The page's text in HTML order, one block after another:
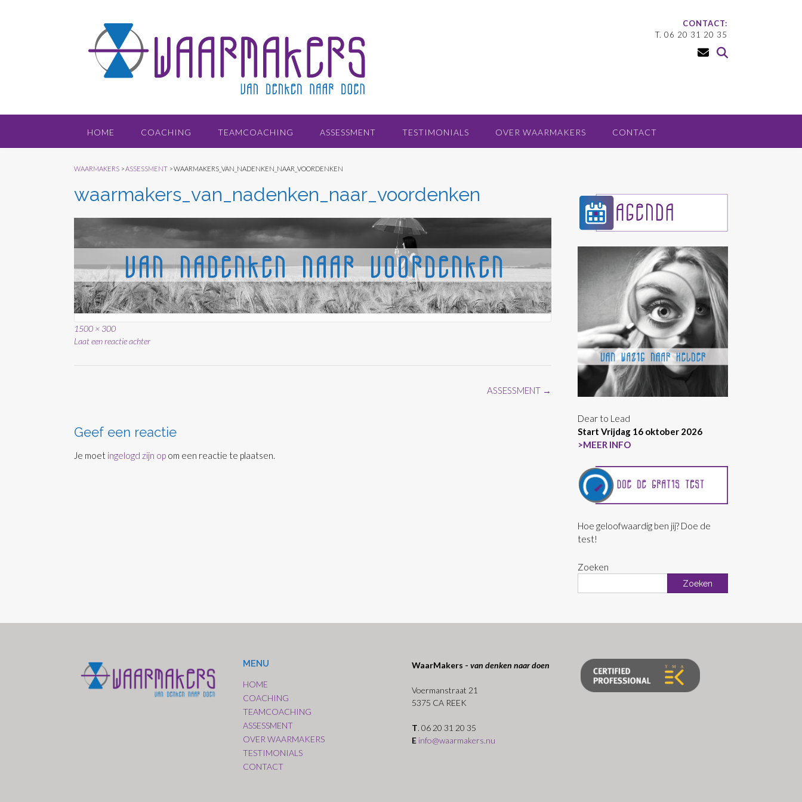
CONTACT:
T. 06 20 31 20 35
HOME COACHING TEAMCOACHING ASSESSMENT TESTIMONIALS OVER WAARMAKERS CONTACT
WAARMAKERS >ASSESSMENT >WAARMAKERS_VAN_NADENKEN_NAAR_VOORDENKEN
waarmakers_van_nadenken_naar_voordenken
Volledige
grootte
1500 × 300
Laat een reactie achter
ASSESSMENT →
Geef een reactie
Je moet ingelogd zijn op om een reactie te plaatsen.
Dear to Lead
Start Vrijdag 16 oktober 2026
>MEER INFO
Hoe geloofwaardig ben jij? Doe de
test!
Zoeken
Zoeken
MENU
HOME
COACHING
TEAMCOACHING
ASSESSMENT
OVER WAARMAKERS
TESTIMONIALS
CONTACT
WaarMakers -van denken naar doen
Voermanstraat 21
5375 CA REEK
T. 06 20 31 20 35
E info@waarmakers.nu